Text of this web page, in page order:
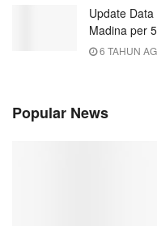
Update
Madina per
6 TAHUN
Popular News